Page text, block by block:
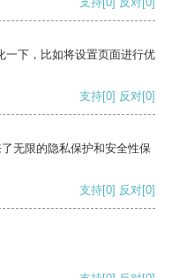
一下，比如将设置页面进行优
支持[0] 反对[0]
无限的隐私保护和安全性保
支持[0] 反对[0]